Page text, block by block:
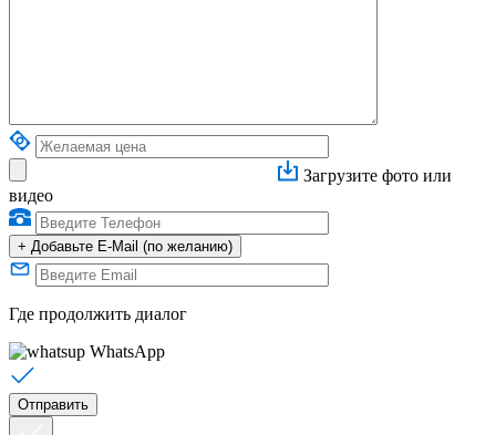
Загрузите фото или
видео
+ Добавьте E-Mail (по желанию)
Где продолжить диалог
WhatsApp